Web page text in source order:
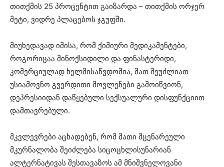
თითქმის 25 პროცენტით გაიზარდა – თითქმის ორჯერ
მეტი, ვიდრე პლაცებოს ჯგუფში.
მიუხედავად იმისა, რომ ქიმიური მედიკამენტები,
როგორიცაა მინოქსიდილი და ფინასტერიდი,
კომერციულად ხელმისაწვდომია, მათ შეუძლიათ
უსიამოვნო გვერდითი მოვლენები გამოიწვიონ,
დეპრესიიდან დაწყებული სექსუალური დისფუნქციით
დამთავრებული.
მკვლევრები აცხადებენ, რომ მათი მცენარეული
მკურნალობა შეიძლება სიცოცხლისუნარიან
ალტერნატივას შესთავაზოს ამ მნიშვნელოვანი